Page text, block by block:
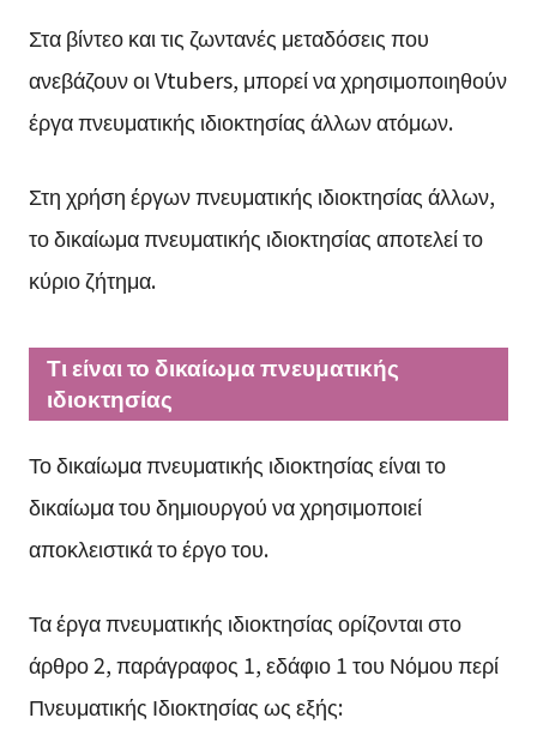
Στα βίντεο και τις ζωντανές μεταδόσεις που
ανεβάζουν οι Vtubers, μπορεί να χρησιμοποιηθούν
έργα πνευματικής ιδιοκτησίας άλλων ατόμων.
Στη χρήση έργων πνευματικής ιδιοκτησίας άλλων,
το δικαίωμα πνευματικής ιδιοκτησίας αποτελεί το
κύριο ζήτημα.
Τι είναι το δικαίωμα πνευματικής
ιδιοκτησίας
Το δικαίωμα πνευματικής ιδιοκτησίας είναι το
δικαίωμα του δημιουργού να χρησιμοποιεί
αποκλειστικά το έργο του.
Τα έργα πνευματικής ιδιοκτησίας ορίζονται στο
άρθρο 2, παράγραφος 1, εδάφιο 1 του Νόμου περί
Πνευματικής Ιδιοκτησίας ως εξής: